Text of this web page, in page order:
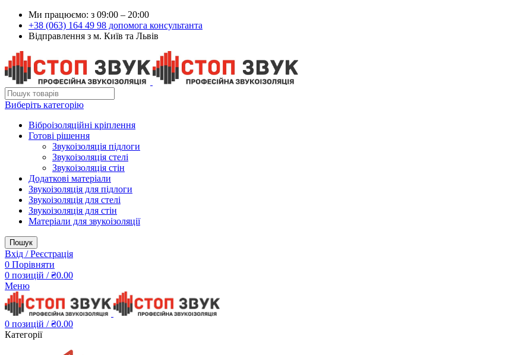
Ми працюємо: з 09:00 – 20:00
+38 (063) 164 49 98 допомога консультанта
Відправлення з м. Київ та Львів
Виберіть категорію
Віброізоляційні кріплення
Готові рішення
Звукоізоляція підлоги
Звукоізоляція стелі
Звукоізоляція стін
Додаткові матеріали
Звукоізоляція для підлоги
Звукоізоляція для стелі
Звукоізоляція для стін
Матеріали для звукоізоляції
Пошук
Вхід / Реєстрація
0 Порівняти
0 позицій / ₴0.00
Меню
0 позицій / ₴0.00
Категорії